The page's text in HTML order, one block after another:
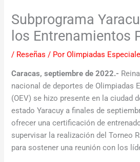
Subprograma
los Entrenamientos
/ Reseñas / PorOlimpiadas
Caracas, septiembre de 2022.-
nacional de deportes de Olimpiadas
(OEV) se hizo presente en la ciudad
estado Yaracuy a finales de
ofrecer una certificación de
supervisar la realización del Torneo
para sostener una reunión con los